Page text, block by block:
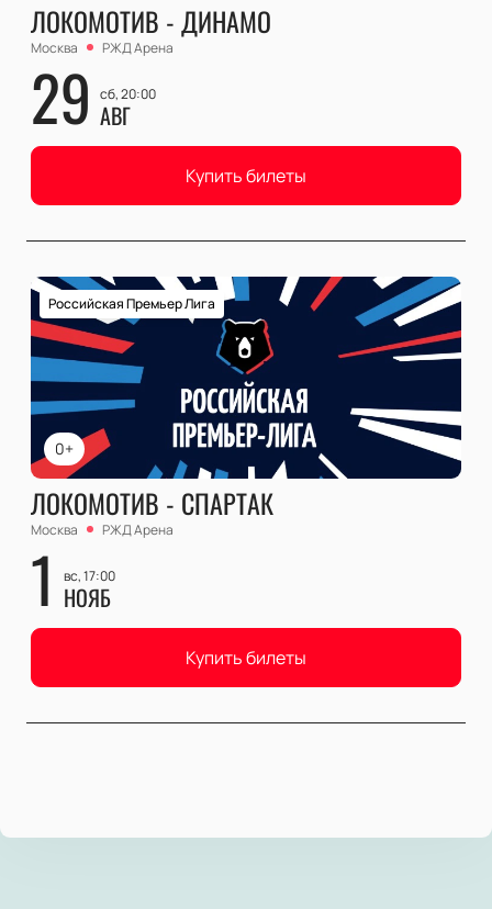
ЛОКОМОТИВ - ДИНАМО
Москва РЖД Арена
29 сб, 20:00
АВГ
Купить билеты
0+
Российская Премьер Лига
ЛОКОМОТИВ - СПАРТАК
Москва РЖД Арена
1 вс, 17:00
НОЯБ
Купить билеты